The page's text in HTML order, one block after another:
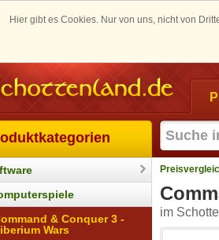
Hier gibt es Cookies. Nur von uns, nicht von
& Conquer 3 -
Wars
im